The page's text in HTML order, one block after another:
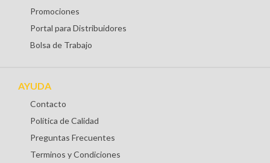
Promociones
Portal para Distribuidores
Bolsa de Trabajo
AYUDA
Contacto
Política de Calidad
Preguntas Frecuentes
Terminos y Condiciones